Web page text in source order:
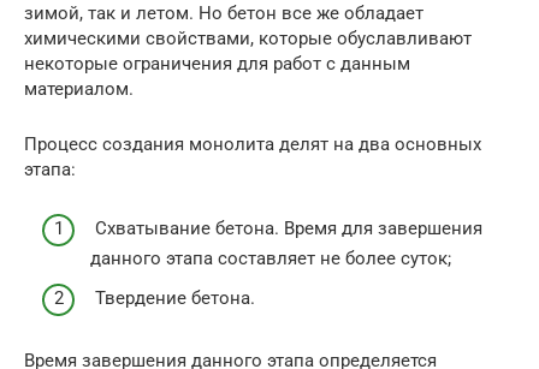
зимой, так и летом. Но бетон все же обладает
химическими свойствами, которые обуславливают
некоторые ограничения для работ с данным
материалом.
Процесс создания монолита делят на два основных
этапа:
Схватывание бетона. Время для завершения
данного этапа составляет не более суток;
Твердение бетона.
Время завершения данного этапа определяется